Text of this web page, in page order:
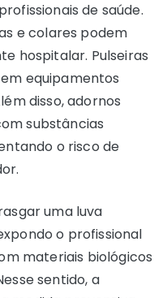
de saúde.
e colares podem
hospitalar. Pulseiras
equipamentos
disso, adornos
substâncias
o risco de
uma luva
o profissional
materiais biológicos
sentido, a